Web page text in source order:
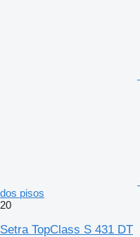
dos pisos
20
Setra TopClass S 431 DT